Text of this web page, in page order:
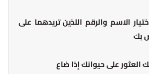
الاسم والرقم اللذين تريدهما على
بك
العثور على حيوانك إذا ضاع